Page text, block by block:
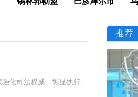
化司法权威、彰显执行
推荐